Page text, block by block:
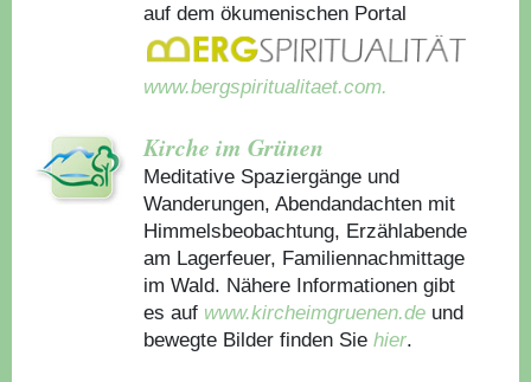
auf dem ökumenischen Portal
www.bergspiritualitaet.com.
Kirche im Grünen
Meditative Spaziergänge und
Wanderungen, Abendandachten mit
Himmelsbeobachtung, Erzählabende
am Lagerfeuer, Familiennachmittage
im Wald. Nähere Informationen gibt
es auf www.kircheimgruenen.de und
bewegte Bilder finden Sie hier.